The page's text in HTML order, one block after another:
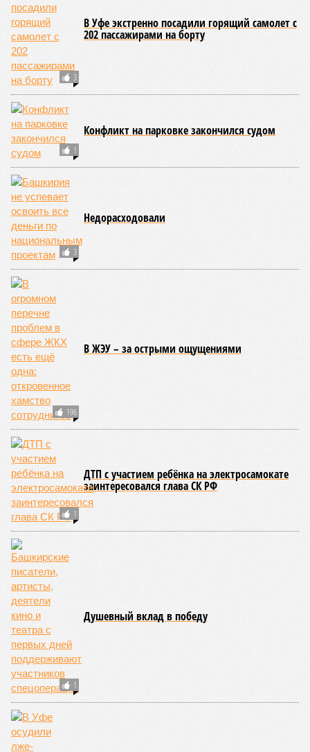
3
В Уфе экстренно посадили горящий самолет с
202 пассажирами на борту
1
Конфликт на парковке закончился судом
3
Недорасходовали
196
В ЖЭУ – за острыми ощущениями
1
ДТП с участием ребёнка на электросамокате
заинтересовался глава СК РФ
1
Душевный вклад в победу